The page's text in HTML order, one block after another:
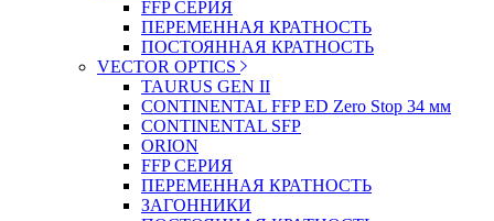
FFP СЕРИЯ
ПЕРЕМЕННАЯ КРАТНОСТЬ
ПОСТОЯННАЯ КРАТНОСТЬ
VECTOR OPTICS
TAURUS GEN II
CONTINENTAL FFP ED Zero Stop 34 мм
CONTINENTAL SFP
ORION
FFP СЕРИЯ
ПЕРЕМЕННАЯ КРАТНОСТЬ
ЗАГОННИКИ